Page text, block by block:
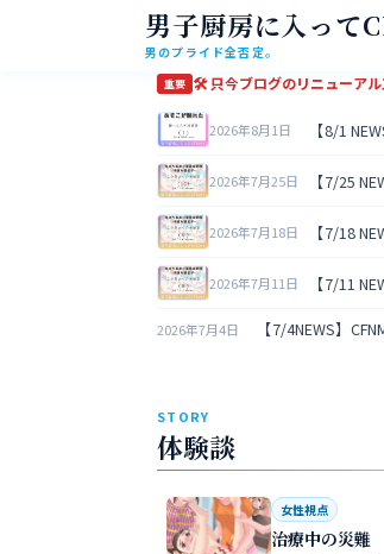
男子厨房に入って
男のプライド全否定。
重要 🛠 只今ブログのリニューアル
2026年8月1日 【8/1
2026年7月25日 【7/25
2026年7月18日 【7/18
2026年7月11日 【7/11
2026年7月4日 【7/4NEWS】
STORY
体験談
女性視点
治療中の災難